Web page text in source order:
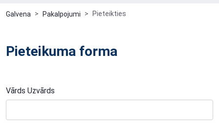
Galvena Pakalpojumi Pieteikties
Pieteikuma forma
Vārds Uzvārds